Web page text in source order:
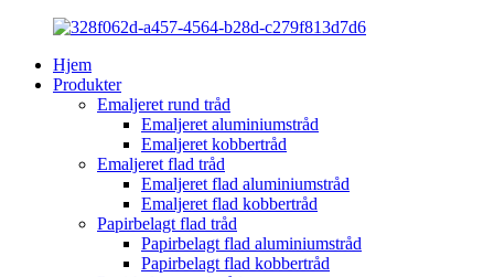
Hjem
Produkter
Emaljeret rund tråd
Emaljeret aluminiumstråd
Emaljeret kobbertråd
Emaljeret flad tråd
Emaljeret flad aluminiumstråd
Emaljeret flad kobbertråd
Papirbelagt flad tråd
Papirbelagt flad aluminiumstråd
Papirbelagt flad kobbertråd